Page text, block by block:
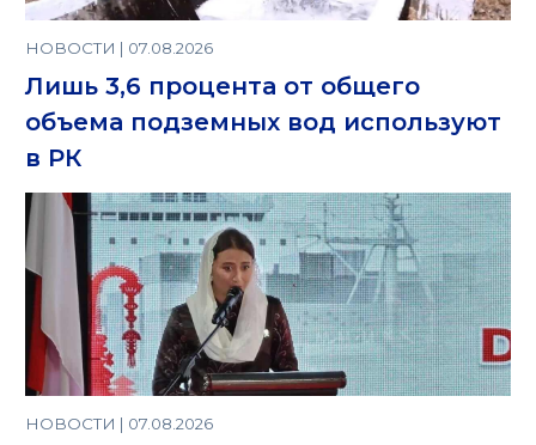
НОВОСТИ | 07.08.2026
Лишь 3,6 процента от общего
объема подземных вод используют
в РК
НОВОСТИ | 07.08.2026